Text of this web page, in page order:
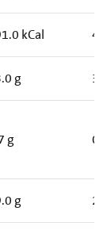
kCal
g
g
g